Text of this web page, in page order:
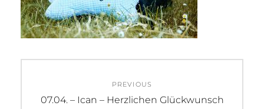
PREVIOUS
Previous
07.04. – Ican – Herzlichen Glückwunsch